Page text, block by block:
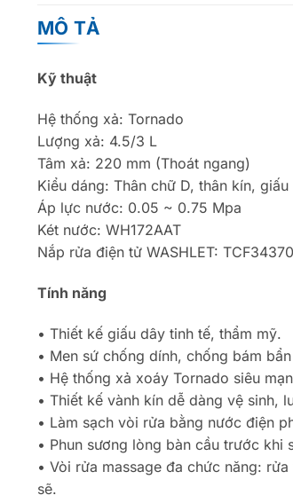
MÔ TẢ
Kỹ thuật
Hệ thống xả: Tornado
Lượng xả: 4.5/3 L
Tâm xả: 220 mm (Thoát ngang)
Kiểu dáng: Thân chữ D, thân kín, giấu
Áp lực nước: 0.05 ~ 0.75 Mpa
Két nước: WH172AAT
Nắp rửa điện tử WASHLET:
Tính năng
• Thiết kế giấu dây tinh tế, thẩm mỹ.
• Men sứ chống dính, chống bám bẩn
• Hệ thống xả xoáy Tornado siêu
• Thiết kế vành kín dễ dàng vệ sinh,
• Làm sạch vòi rửa bằng nước điện
• Phun sương lòng bàn cầu trước khi
• Vòi rửa massage đa chức năng:
sẽ.